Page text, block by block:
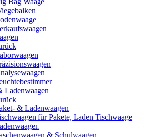
Bag Waage
Ladenwaagen
& Ladenwaagen
für Pakete, Laden Tischwaage
& Schulwaagen